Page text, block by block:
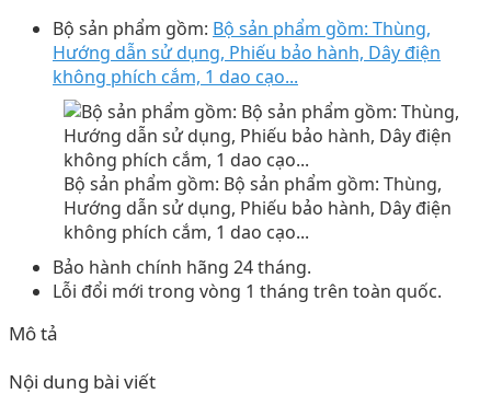
Bộ sản phẩm gồm: Bộ sản phẩm gồm: Thùng,
Hướng dẫn sử dụng, Phiếu bảo hành, Dây điện
không phích cắm, 1 dao cạo...
Bộ sản phẩm gồm: Bộ sản phẩm gồm: Thùng,
Hướng dẫn sử dụng, Phiếu bảo hành, Dây điện
không phích cắm, 1 dao cạo...
Bảo hành chính hãng 24 tháng.
Lỗi đổi mới trong vòng 1 tháng trên toàn quốc.
Mô tả
Nội dung bài viết